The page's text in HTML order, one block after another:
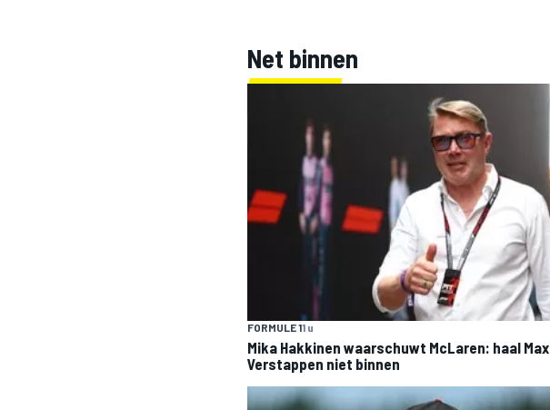
Net binnen
FORMULE 11 u
Mika Hakkinen waarschuwt McLaren: haal Max
Verstappen niet binnen